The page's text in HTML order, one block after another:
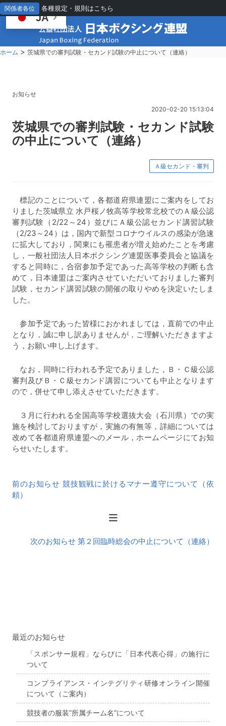
関係者各位 各種規定・規則はこちら
ホーム > 茨城県での審判試験・セカンド試験の中止について（連絡）
お知らせ
2020-02-20 15:13:04
茨城県での審判試験・セカンド試験
の中止について（連絡）
Ａ級セカンド・審判
標記のことについて，各都道府県連盟にご案内をしてお
りました茨城県立 水戸桜ノ牧高等学校常北校でのＡ級公認
審判試験（2/22～24）並びにＡ級公認セカンド講習試験
（2/23～24）は，国内で新型コロナウイルスの感染が急速
に拡大しており，関東にも罹患者が増え始めたことを考慮
し，一般社団法人日本ボクシング連盟医事委員会と協議を
すると同時に，合宿参加予定であった高等学校の判断も含
めて，日本連盟はご案内させていただいておりました審判
試験，セカンド講習試験の開催の取りやめを決定いたしま
した。
参加予定であった皆様におかれましては，直前での中止
となり，誠に申し訳ありませんが，ご理解いただきますよ
う，お願い申し上げます。
なお，同時に行われる予定でありました，Ｂ・Ｃ級公認
審判及びＢ・Ｃ級セカンド講習についても中止となります
ので，併せて申し添えさせていただきます。
３月に行われる全国高等学校選抜大会（石川県）での実
施を検討しておりますが，実施の有無等，詳細については
改めて各都道府県連盟へのメール，ホームページにてお知
らせいたします。
後
の
前のお知らせ 競技観戦に於けるマナー遵守について（依
頼）
次のお知らせ 第２回臨時総会の中止について（連絡）
最近のお知らせ
「スポンサー規程」ならびに「日本代表心得」の施行に
ついて
コンプライアンス・インテグリティ研修オンライン開催
について（ご案内）
競技者の服装”所属チーム名”について
JA